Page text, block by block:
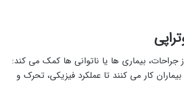
جراحات، بیماری ها یا ناتوانی ها کمک می کند:
کار می کنند تا عملکرد فیزیکی، تحرک و